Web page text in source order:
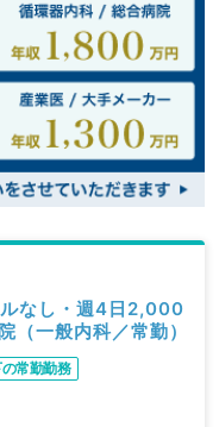
ルなし・週4日2,000
一般内科／常勤）
常勤勤務